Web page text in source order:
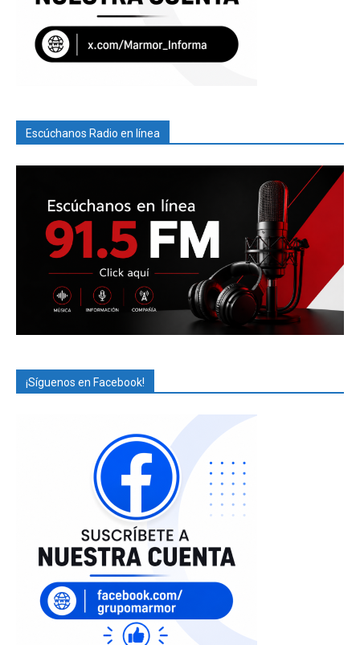
Escúchanos Radio en línea
¡Síguenos en Facebook!